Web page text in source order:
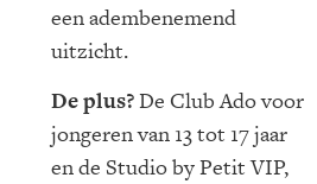
een adembenemend
uitzicht.
De plus?De Club Ado voor
jongeren van 13 tot 17 jaar
en de Studio by Petit VIP,